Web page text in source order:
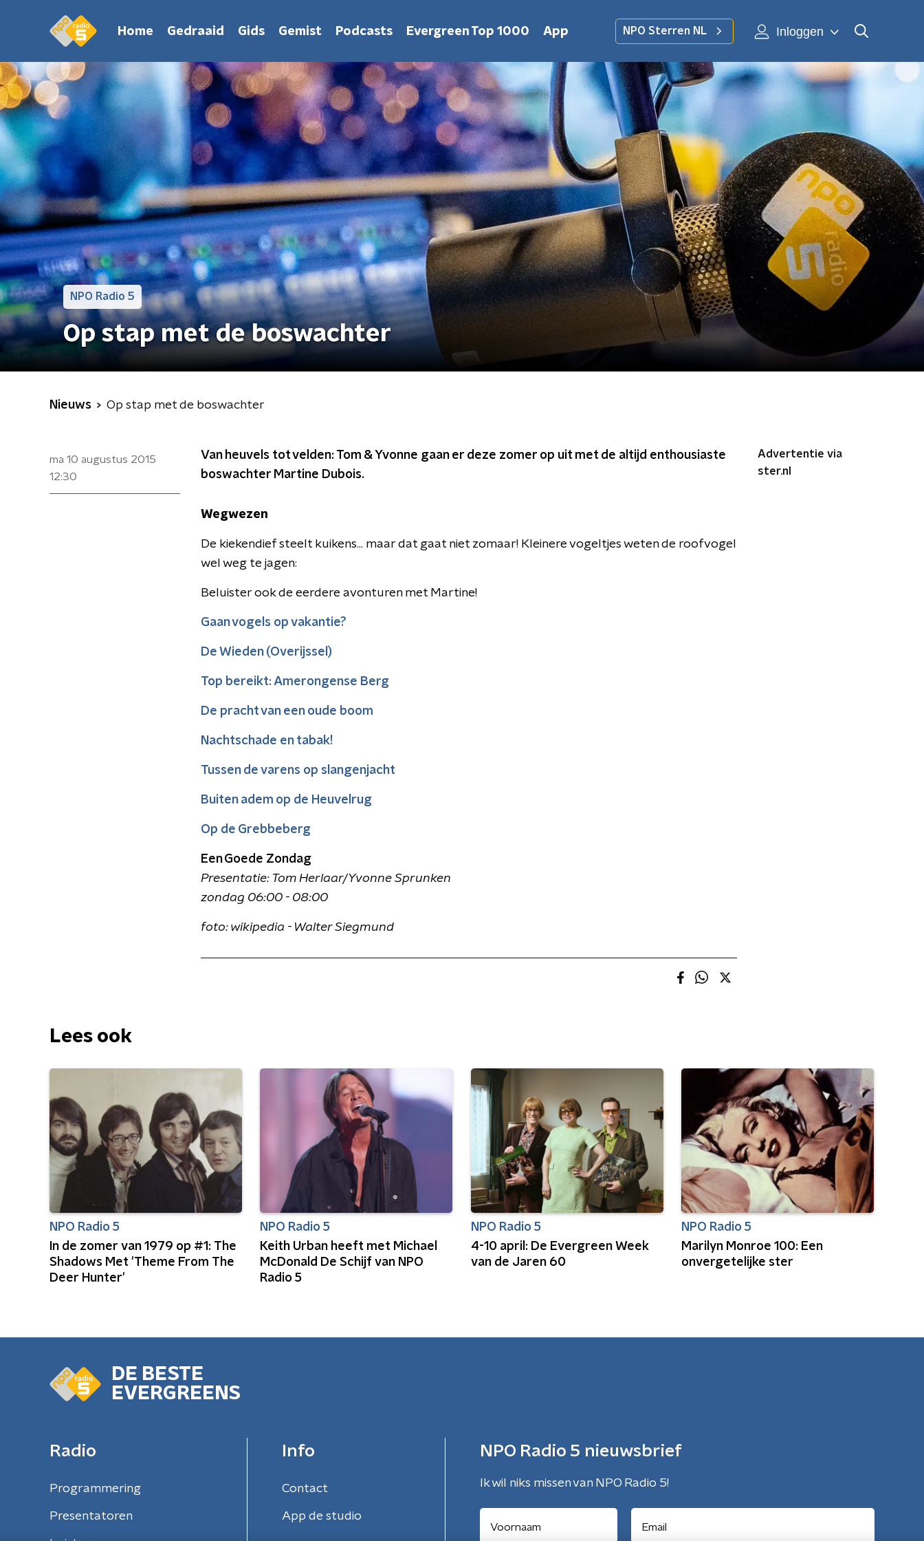
Home Gedraaid Gids Gemist Podcasts Evergreen Top 1000 App NPO Sterren NL Inloggen
NPO Radio 5
Op stap met de boswachter
Nieuws Op stap met de boswachter
ma 10 augustus 2015
12:30
Van heuvels tot velden: Tom & Yvonne gaan er deze zomer op uit met de altijd enthousiaste
boswachter Martine Dubois.
Wegwezen
De kiekendief steelt kuikens... maar dat gaat niet zomaar! Kleinere vogeltjes weten de roofvogel
wel weg te jagen:
Beluister ook de eerdere avonturen met Martine!
Gaan vogels op vakantie?
De Wieden (Overijssel)
Top bereikt: Amerongense Berg
De pracht van een oude boom
Nachtschade en tabak!
Tussen de varens op slangenjacht
Buiten adem op de Heuvelrug
Op de Grebbeberg
Een Goede Zondag
Presentatie: Tom Herlaar/Yvonne Sprunken
zondag 06:00 - 08:00
foto: wikipedia - Walter Siegmund
Advertentie via
ster.nl
Lees ook
NPO Radio 5
In de zomer van 1979 op #1: The
Shadows Met 'Theme From The
Deer Hunter'
NPO Radio 5
Keith Urban heeft met Michael
McDonald De Schijf van NPO
Radio 5
NPO Radio 5
4-10 april: De Evergreen Week
van de Jaren 60
NPO Radio 5
Marilyn Monroe 100: Een
onvergetelijke ster
DE BESTE
EVERGREENS
Radio
Programmering
Presentatoren
Info
Contact
App de studio
NPO Radio 5 nieuwsbrief
Ik wil niks missen van NPO Radio 5!